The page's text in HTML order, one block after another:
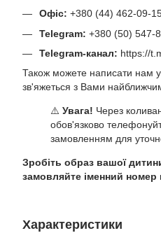
Офіс: +380 (44) 462-09-
Telegram: +380 (50) 547-
Telegram-канал: https://
Також можете написати нам
зв'яжеться з Вами
⚠️ Увага! Через
обов'язково
замовленням для
Зробіть образ вашої
замовляйте іменний номер
Характеристики